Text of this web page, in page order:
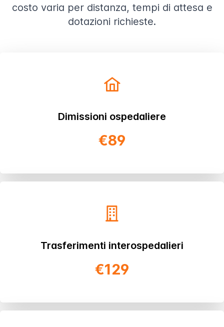
costo varia per distanza, tempi di attesa e
dotazioni richieste.
Dimissioni ospedaliere
€89
Trasferimenti interospedalieri
€129